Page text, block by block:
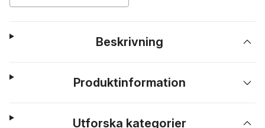
Beskrivning
Produktinformation
Utforska kategorier